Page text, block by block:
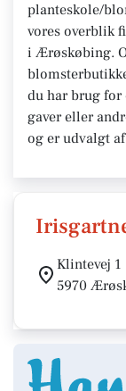
planteskole/
vores overblik
i Ærøskøbing.
du har brug for
gaver eller
og er udvalgt
Klintevej 1
5970